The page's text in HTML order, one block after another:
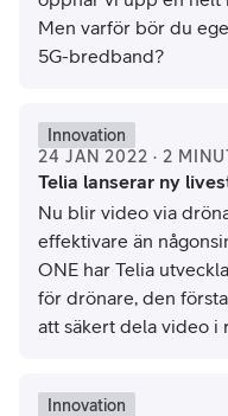
Men varför bör du
5G-bredband?
Innovation
24 JAN 2022 · 2
Telia lanserar ny
Nu blir video via
effektivare än
ONE har Telia
för drönare, den
att säkert dela video i
Innovation